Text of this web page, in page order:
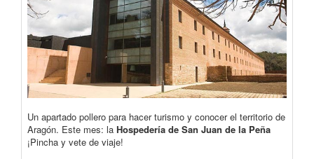
Un apartado pollero para hacer turismo y conocer el territorio de
Aragón. Este mes: la Hospedería de San Juan de la Peña
¡Pincha y vete de viaje!